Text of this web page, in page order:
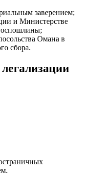
заверением;
и Министерстве
Омана в
сбора.